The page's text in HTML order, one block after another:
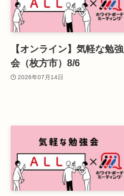
【オンライン】気軽な勉強
会（枚方市）8/6
2026年07月14日